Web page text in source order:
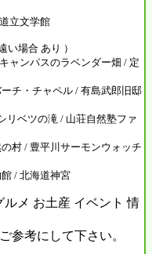
立文学館
い場合 あり ）
ャンパスのラベンダー畑 / 定
チ・チャペル / 有島武郎旧邸
リベツの滝 / 山荘自然塾ファ
村 / 豊平川サーモンウォッチ
/ 北海道神宮
メ お土産 イベント 情
参考にして下さい。